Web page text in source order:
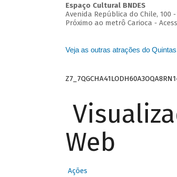
Espaço Cultural BNDES
Avenida República do Chile, 100
Próximo ao metrô Carioca -
Veja as outras atrações do
Web
Ações